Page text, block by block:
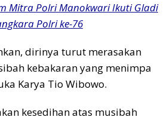
Mitra Polri Manokwari Ikuti Gladi
Polri ke-76
dirinya turut merasakan
kebakaran yang menimpa
Karya Tio Wibowo.
kesedihan atas musibah